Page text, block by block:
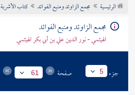
تراجم الأعلام
الرئيسية مجمع الزاوئد ومنبع الفوائد كتاب الأشربة
مجمع الزاوئد ومنبع الفوائد
الهيثمي - نور الدين علي بن أبي بكر الهيثمي
جزء 5 صفحة 61